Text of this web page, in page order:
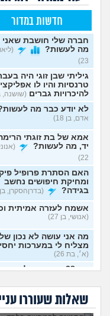
חדשות במדור
חברה שלי חושבת שאני
מה לעשות?
23)
גיליתי שבן זוגי היה
טרנסיות והיו לו
להיכרויות גברים (שושנה,
לא יודע כבר מה
אדם, בן 18)
אמא של בת זוגתי
יד, מה לעשות?
22)
האם הסתרת פרופיל
ומחיקת חיפושים נחשב
בגידה?
(בדרןהסקרן, בן 33)
אשמח לעזרה אמיתית
(אנושי, בן 27)
מה אני עושה לא נכון
מצליח לי במערכות
(א׳, בת 26)
בת 28 ואף פעם לא
בדייט ראשון?
(רווקה,
אקסית מתנהגת מוזר?
בן 33)
שאלות שעוררו
אבא של בעלי מסתכל
מה לעשות?
מה לעשות עם
העובדה שאשתי
הרימה עליי ידיים?